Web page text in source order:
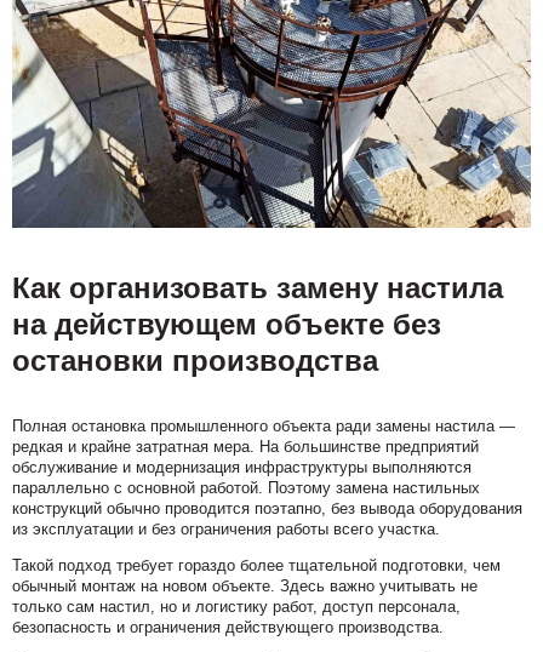
Как организовать замену настила
на действующем объекте без
остановки производства
Полная остановка промышленного объекта ради замены настила —
редкая и крайне затратная мера. На большинстве предприятий
обслуживание и модернизация инфраструктуры выполняются
параллельно с основной работой. Поэтому замена настильных
конструкций обычно проводится поэтапно, без вывода оборудования
из эксплуатации и без ограничения работы всего участка.
Такой подход требует гораздо более тщательной подготовки, чем
обычный монтаж на новом объекте. Здесь важно учитывать не
только сам настил, но и логистику работ, доступ персонала,
безопасность и ограничения действующего производства.